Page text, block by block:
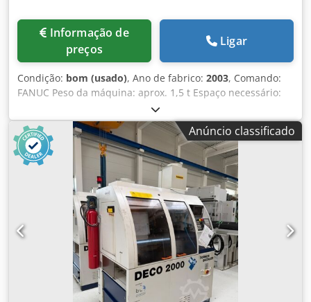
preços
Ligar
Condição: bom (usado), Ano de fabrico: 2003, Comando:
FANUC Peso da máquina: aprox. 1,5 t Espaço necessário:
aprox. 1,7 x 1 x 2 m Torno automático CNC Codpfx
Aezhxkzjqqjrf Alimentador de barras: LNS Tryton 112
Dimensão do alimentador de barras: comprimento aprox.
4800 mm / 450 kg
Anúncio classificado